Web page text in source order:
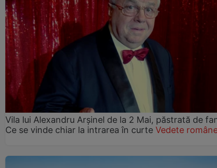
Vila lui Alexandru Arșinel de la 2 Mai, păstrată de
Ce se vinde chiar la intrarea în curte Vedete